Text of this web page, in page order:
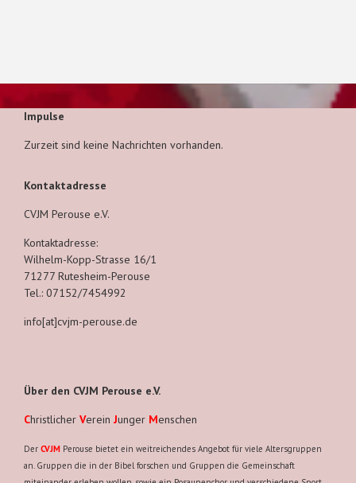
Impulse
Zurzeit sind keine Nachrichten vorhanden.
Kontaktadresse
CVJM Perouse e.V.
Kontaktadresse:
Wilhelm-Kopp-Strasse 16/1
71277 Rutesheim-Perouse
Tel.: 07152/7454992
info[at]cvjm-perouse.de
Über den CVJM Perouse e.V.
Christlicher Verein Junger Menschen
Der CVJMPerouse bietet ein weitreichendes Angebot für viele Altersgruppen
an. Gruppen die in der Bibel forschen und Gruppen die Gemeinschaft